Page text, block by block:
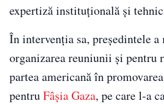
expertiză instituțională și
În intervenția sa, președintele
organizarea reuniunii și pentru
partea americană în
pentruFâșia Gaza, pe care l-a